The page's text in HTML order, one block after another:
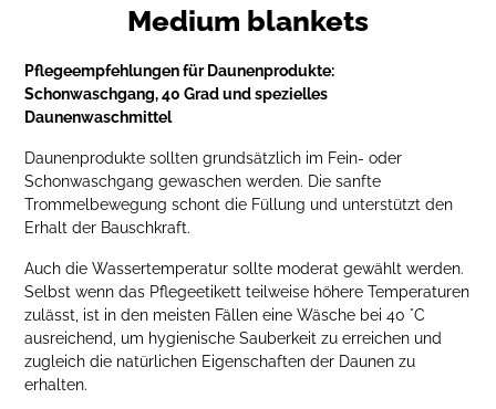
Medium blankets
Pflegeempfehlungen für Daunenprodukte:
Schonwaschgang, 40 Grad und spezielles
Daunenwaschmittel
Daunenprodukte sollten grundsätzlich im Fein- oder
Schonwaschgang gewaschen werden. Die sanfte
Trommelbewegung schont die Füllung und unterstützt den
Erhalt der Bauschkraft.
Auch die Wassertemperatur sollte moderat gewählt werden.
Selbst wenn das Pflegeetikett teilweise höhere Temperaturen
zulässt, ist in den meisten Fällen eine Wäsche bei 40 °C
ausreichend, um hygienische Sauberkeit zu erreichen und
zugleich die natürlichen Eigenschaften der Daunen zu
erhalten.